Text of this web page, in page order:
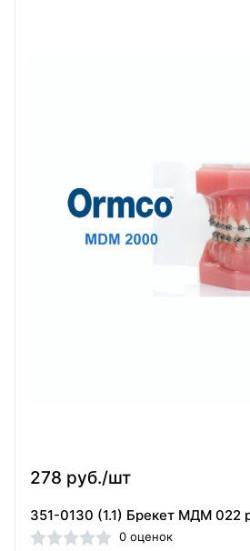
278 руб./шт
0 оценок